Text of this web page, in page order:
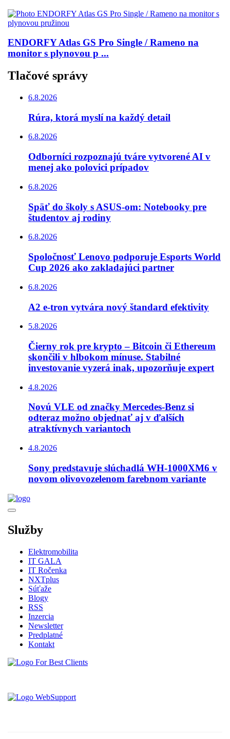
ENDORFY Atlas GS Pro Single / Rameno na
monitor s plynovou p ...
Tlačové správy
6.8.2026
Rúra, ktorá myslí na každý detail
6.8.2026
Odborníci rozpoznajú tváre vytvorené AI v
menej ako polovici prípadov
6.8.2026
Späť do školy s ASUS-om: Notebooky pre
študentov aj rodiny
6.8.2026
Spoločnosť Lenovo podporuje Esports World
Cup 2026 ako zakladajúci partner
6.8.2026
A2 e-tron vytvára nový štandard efektivity
5.8.2026
Čierny rok pre krypto – Bitcoin či Ethereum
skončili v hlbokom mínuse. Stabilné
investovanie vyzerá inak, upozorňuje expert
4.8.2026
Novú VLE od značky Mercedes-Benz si
odteraz možno objednať aj v ďalších
atraktívnych variantoch
4.8.2026
Sony predstavuje slúchadlá WH-1000XM6 v
novom olivovozelenom farebnom variante
Služby
Elektromobilita
IT GALA
IT Ročenka
NXTplus
Súťaže
Blogy
RSS
Inzercia
Newsletter
Predplatné
Kontakt